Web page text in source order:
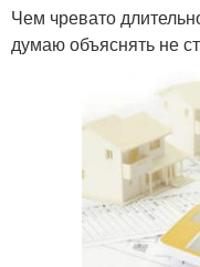
Чем чревато
думаю объяснять не